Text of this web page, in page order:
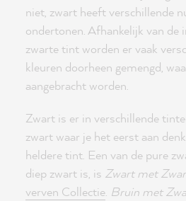
niet, zwart heeft verschillende
ondertonen. Afhankelijk van de
zwarte tint worden er vaak
kleuren doorheen gemengd,
aangebracht worden.
Zwart is er in verschillende
zwart waar je het eerst aan
heldere tint. Een van de pure
diep zwart is, is Zwart met
verven Collectie. Bruin met